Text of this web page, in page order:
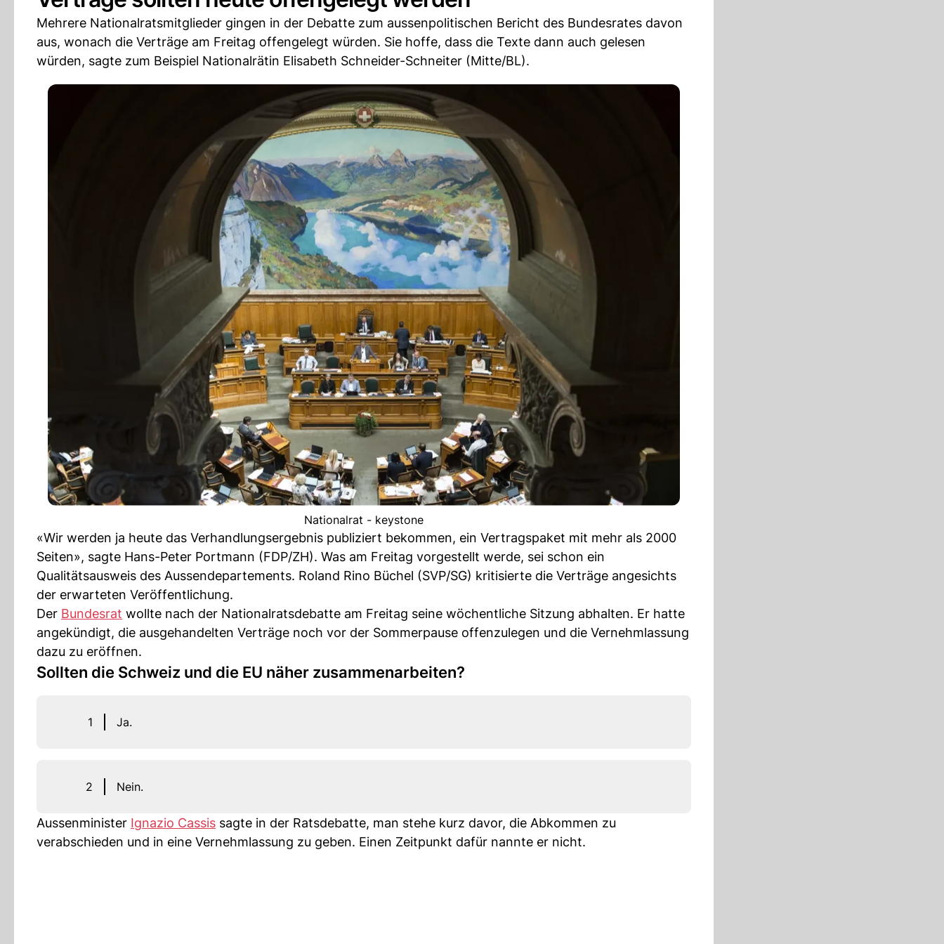
Mehrere Nationalratsmitglieder gingen in der Debatte zum aussenpolitischen Bericht des Bundesrates davon
aus, wonach die Verträge am Freitag offengelegt würden. Sie hoffe, dass die Texte dann auch gelesen
würden, sagte zum Beispiel Nationalrätin Elisabeth Schneider-Schneiter (Mitte/BL).
Nationalrat - keystone
«Wir werden ja heute das Verhandlungsergebnis publiziert bekommen, ein Vertragspaket mit mehr als 2000
Seiten», sagte Hans-Peter Portmann (FDP/ZH). Was am Freitag vorgestellt werde, sei schon ein
Qualitätsausweis des Aussendepartements. Roland Rino Büchel (SVP/SG) kritisierte die Verträge angesichts
der erwarteten Veröffentlichung.
Der Bundesrat wollte nach der Nationalratsdebatte am Freitag seine wöchentliche Sitzung abhalten. Er hatte
angekündigt, die ausgehandelten Verträge noch vor der Sommerpause offenzulegen und die Vernehmlassung
dazu zu eröffnen.
Sollten die Schweiz und die EU näher zusammenarbeiten?
1 Ja.
2 Nein.
Aussenminister Ignazio Cassis sagte in der Ratsdebatte, man stehe kurz davor, die Abkommen zu
verabschieden und in eine Vernehmlassung zu geben. Einen Zeitpunkt dafür nannte er nicht.